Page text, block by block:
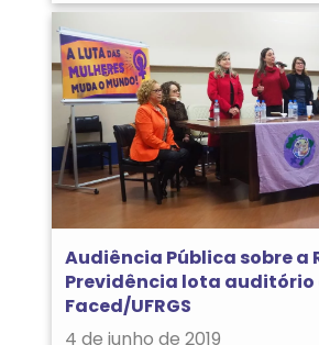
Audiência Pública sobre a
Previdência lota auditório
Faced/UFRGS
4 de junho de 2019